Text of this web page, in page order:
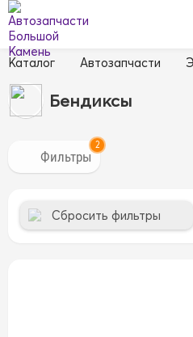
Каталог Автозапчасти
Бендиксы
2
Сбросить фильтры